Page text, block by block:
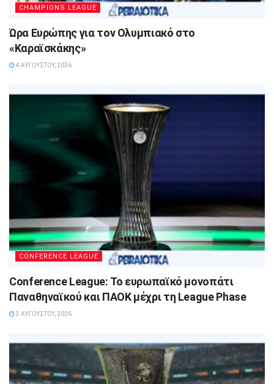
CHAMPIONS LEAGUE
Ώρα Ευρώπης για τον Ολυμπιακό στο
«Καραϊσκάκης»
4 ΑΥΓΟΎΣΤΟΥ, 2026
CONFERENCE LEAGUE
Conference League: Το ευρωπαϊκό μονοπάτι
Παναθηναϊκού και ΠΑΟΚ μέχρι τη League Phase
3 ΑΥΓΟΎΣΤΟΥ, 2026